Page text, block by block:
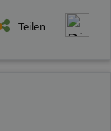
Teilen